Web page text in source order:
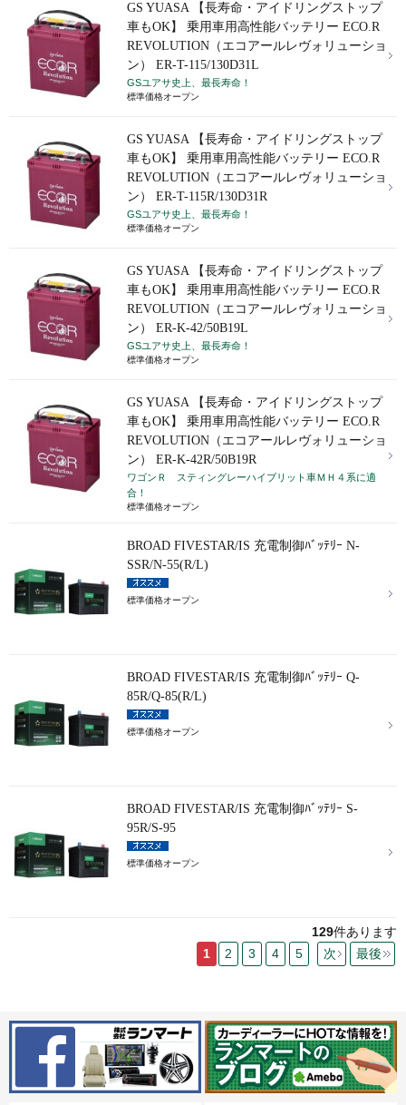
GS YUASA 【長寿命・アイドリングストップ
車もOK】 乗用車用高性能バッテリー ECO.R
REVOLUTION（エコアールレヴォリューショ
ン） ER-T-115/130D31L
GSユアサ史上、最長寿命！
標準価格オープン
GS YUASA 【長寿命・アイドリングストップ
車もOK】 乗用車用高性能バッテリー ECO.R
REVOLUTION（エコアールレヴォリューショ
ン） ER-T-115R/130D31R
GSユアサ史上、最長寿命！
標準価格オープン
GS YUASA 【長寿命・アイドリングストップ
車もOK】 乗用車用高性能バッテリー ECO.R
REVOLUTION（エコアールレヴォリューショ
ン） ER-K-42/50B19L
GSユアサ史上、最長寿命！
標準価格オープン
GS YUASA 【長寿命・アイドリングストップ
車もOK】 乗用車用高性能バッテリー ECO.R
REVOLUTION（エコアールレヴォリューショ
ン） ER-K-42R/50B19R
ワゴンＲ スティングレーハイブリット車ＭＨ４系に適
合！
標準価格オープン
BROAD FIVESTAR/IS 充電制御ﾊﾞｯﾃﾘｰ N-
SSR/N-55(R/L)
標準価格オープン
BROAD FIVESTAR/IS 充電制御ﾊﾞｯﾃﾘｰ Q-
85R/Q-85(R/L)
標準価格オープン
BROAD FIVESTAR/IS 充電制御ﾊﾞｯﾃﾘｰ S-
95R/S-95
標準価格オープン
129件あります
1
2 3 4 5 次 最後